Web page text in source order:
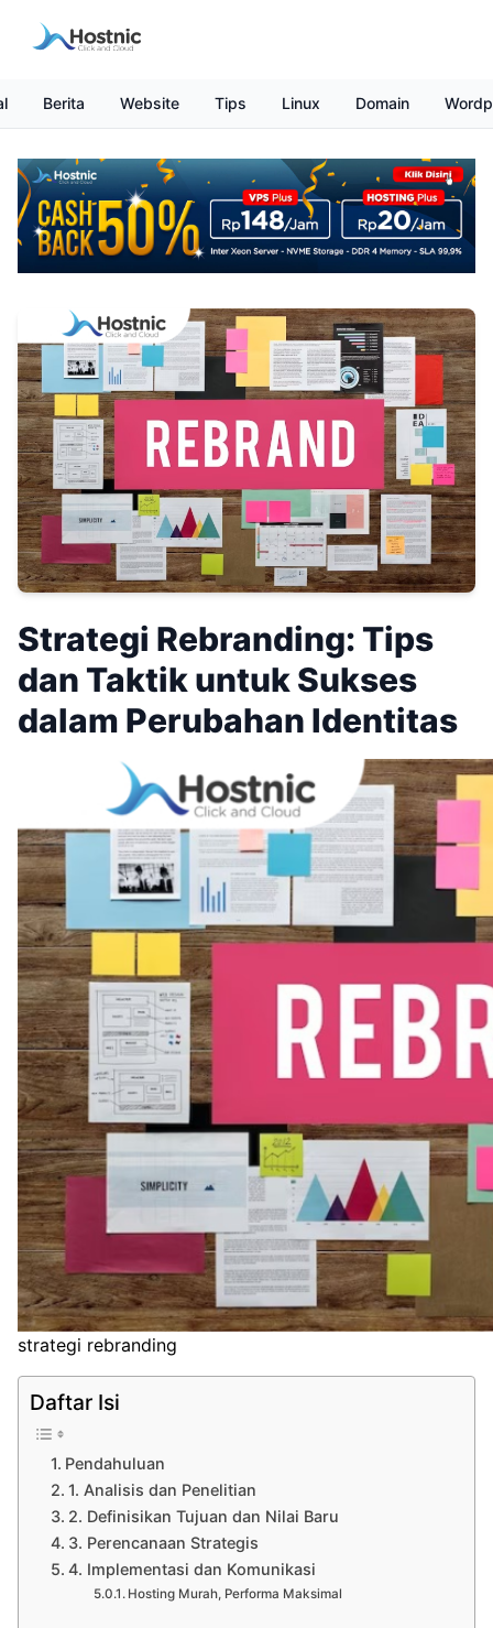
Berita Website Tips Linux Domain
Strategi Rebranding: Tips
dan Taktik untuk Sukses
dalam Perubahan Identitas
strategi rebranding
Daftar Isi
Pendahuluan
1. Analisis dan Penelitian
2. Definisikan Tujuan dan Nilai Baru
3. Perencanaan Strategis
4. Implementasi dan Komunikasi
Hosting Murah, Performa Maksimal